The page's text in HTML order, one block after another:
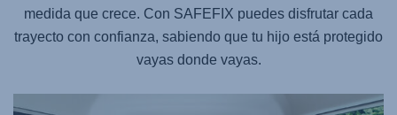
medida que crece. Con SAFEFIX puedes disfrutar cada
trayecto con confianza, sabiendo que tu hijo está protegido
vayas donde vayas.